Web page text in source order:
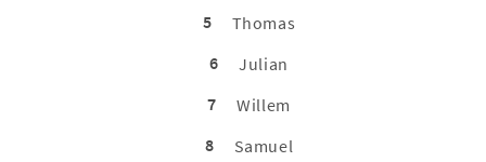
5
Thomas
6
Julian
7
Willem
8
Samuel